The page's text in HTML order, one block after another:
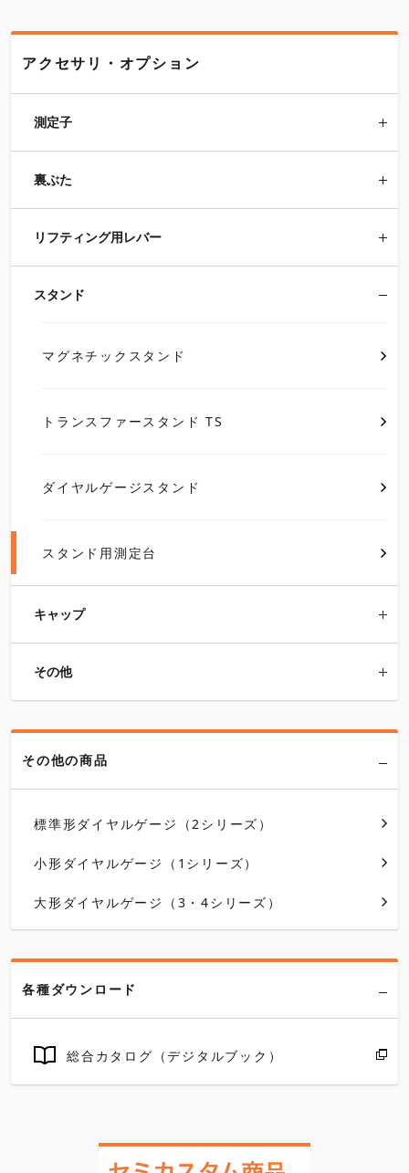
アクセサリ・オプション
測定子
裏ぶた
リフティング用レバー
スタンド
マグネチックスタンド
トランスファースタンド TS
ダイヤルゲージスタンド
スタンド用測定台
キャップ
その他
その他の商品
標準形ダイヤルゲージ（2シリーズ）
小形ダイヤルゲージ（1シリーズ）
大形ダイヤルゲージ（3・4シリーズ）
各種ダウンロード
総合カタログ（デジタルブック）